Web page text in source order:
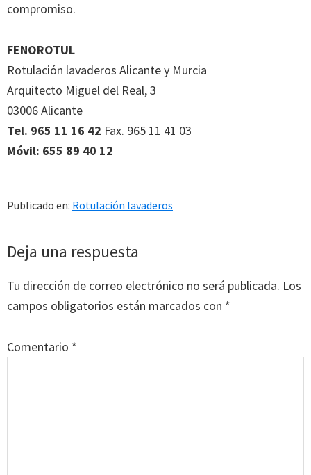
compromiso.
FENOROTUL
Rotulación lavaderos Alicante y Murcia
Arquitecto Miguel del Real, 3
03006 Alicante
Tel. 965 11 16 42 Fax. 965 11 41 03
Móvil: 655 89 40 12
Publicado en: Rotulación lavaderos
Interacciones
los
lectores
Deja una respuesta
Tu dirección de correo electrónico no será publicada. Los
campos obligatorios están marcados con *
Comentario *